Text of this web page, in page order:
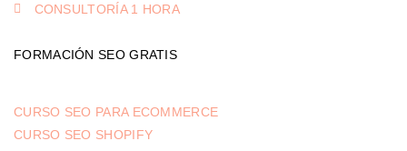
CONSULTORÍA 1 HORA
FORMACIÓN SEO GRATIS
CURSO SEO PARA ECOMMERCE
CURSO SEO SHOPIFY